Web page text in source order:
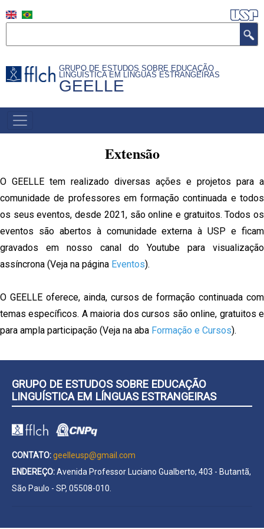
para
principal
GRUPO DE ESTUDOS SOBRE EDUCAÇÃO
LINGUÍSTICA EM LÍNGUAS ESTRANGEIRAS
GEELLE
NAVEGAÇÃO
PRINCIPAL
Extensão
O GEELLE tem realizado diversas ações e projetos para a
comunidade de professores em formação continuada e todos
os seus eventos, desde 2021, são online e gratuitos. Todos os
eventos são abertos à comunidade externa à USP e ficam
gravados em nosso canal do Youtube para visualização
assíncrona (Veja na página Eventos).
O GEELLE oferece, ainda, cursos de formação continuada com
temas específicos. A maioria dos cursos são online, gratuitos e
para ampla participação (Veja na aba Formação e Cursos).
GRUPO DE ESTUDOS SOBRE EDUCAÇÃO
LINGUÍSTICA EM LÍNGUAS ESTRANGEIRAS
CONTATO:geelleusp@gmail.com
ENDEREÇO:Avenida Professor Luciano Gualberto, 403 - Butantã,
São Paulo - SP, 05508-010.